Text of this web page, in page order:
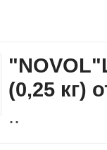
(0,25 кг)
..